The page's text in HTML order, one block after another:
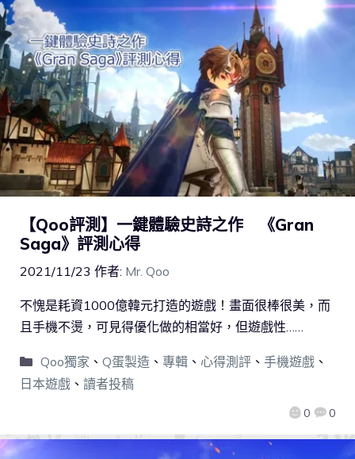
【Qoo評測】一鍵體驗史詩之作 《Gran
Saga》評測心得
2021/11/23 作者: Mr. Qoo
0 0
不愧是耗資1000億韓元打造的遊戲！畫面很棒很美，而
且手機不燙，可見得優化做的相當好，但遊戲性……
Qoo獨家 、 Q蛋製造 、 專輯、 心得測評、 手機遊戲、
日本遊戲 、 讀者投稿